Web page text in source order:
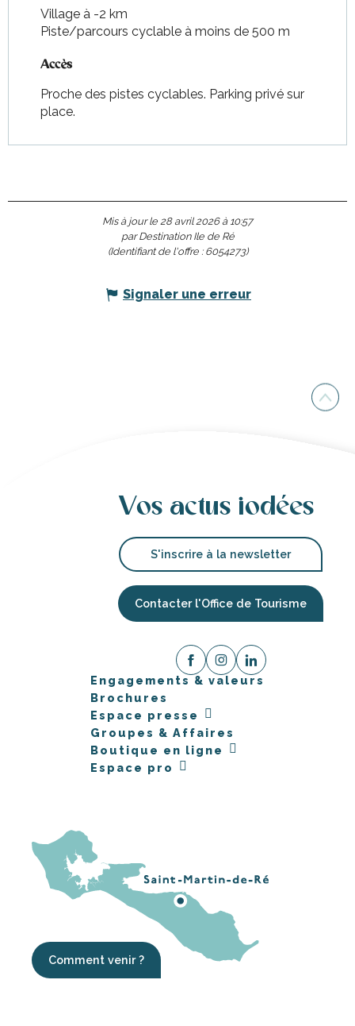
Village à -2 km
Piste/parcours cyclable à moins de 500 m
Accès
Accès
Proche des pistes cyclables. Parking privé sur
place.
Mis à jour le 28 avril 2026 à 10:57
par Destination Ile de Ré
(Identifiant de l'offre : 6054273)
Signaler une erreur
Vos actus iodées
S'inscrire à la newsletter
Contacter l'Office de Tourisme
Engagements & valeurs
Brochures
Espace presse
Groupes & Affaires
Boutique en ligne
Espace pro
Comment venir ?